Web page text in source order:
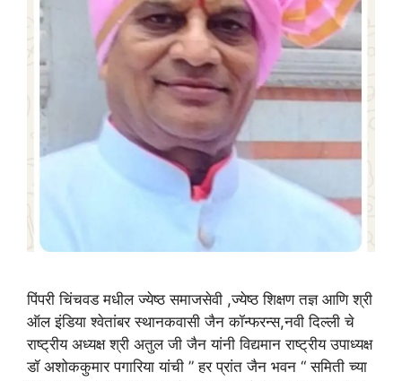
पिंपरी चिंचवड मधील ज्येष्ठ समाजसेवी ,ज्येष्ठ शिक्षण तज्ञ आणि श्री
ऑल इंडिया श्वेतांबर स्थानकवासी जैन कॉन्फरन्स,नवी दिल्ली चे
राष्ट्रीय अध्यक्ष श्री अतुल जी जैन यांनी विद्यमान राष्ट्रीय उपाध्यक्ष
डॉ अशोककुमार पगारिया यांची ” हर प्रांत जैन भवन “ समिती च्या